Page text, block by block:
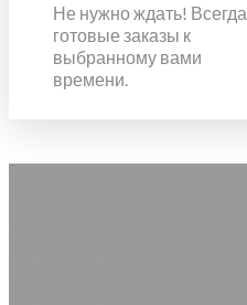
Не нужно ждать! Всегда
готовые заказы к
выбранному вами
времени.